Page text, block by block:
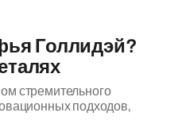
Голлидэй?
стремительного
подходов,